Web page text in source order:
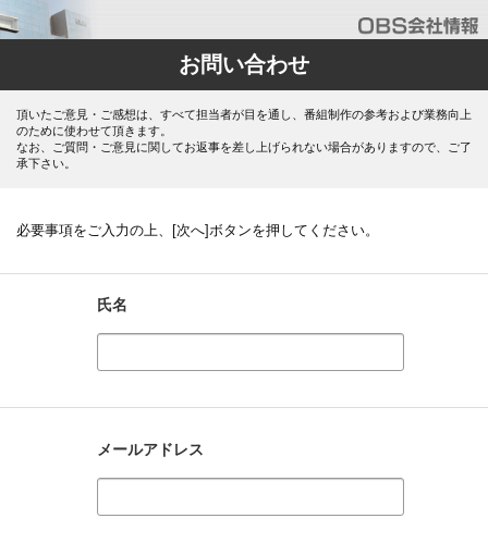
お問い合わせ
頂いたご意見・ご感想は、すべて担当者が目を通し、番組制作の参考および業務向上
のために使わせて頂きます。
なお、ご質問・ご意見に関してお返事を差し上げられない場合がありますので、ご了
承下さい。
必要事項をご入力の上、[次へ]ボタンを押してください。
氏名
メールアドレス